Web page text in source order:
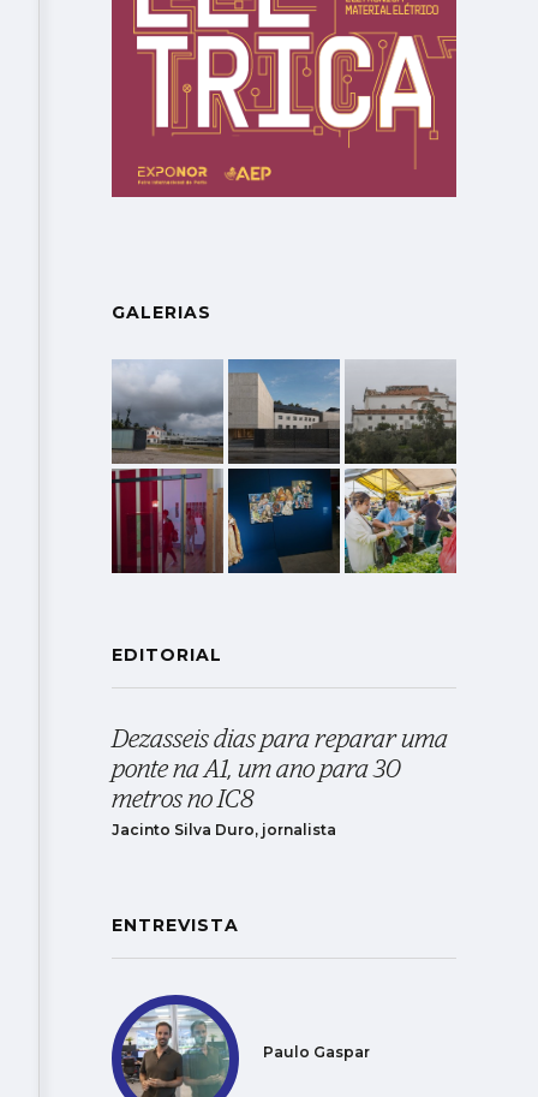
GALERIAS
EDITORIAL
Dezasseis dias para reparar uma
ponte na A1, um ano para 30
metros no IC8
Jacinto Silva Duro, jornalista
ENTREVISTA
Paulo Gaspar